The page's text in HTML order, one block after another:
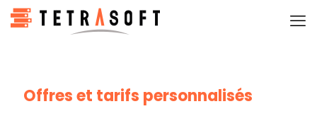
Offres et tarifs personnalisés